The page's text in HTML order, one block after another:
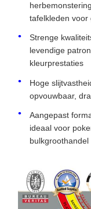
tafelkleden voor
Strenge
levendige
kleurprestaties
Hoge
opvouwbaar,
Aangepast
ideaal voor
bulkgroothandel